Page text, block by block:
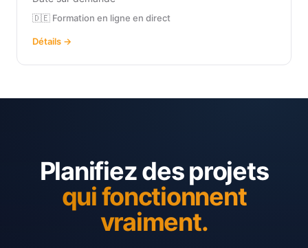
🇩🇪 Formation en ligne en direct
Détails →
Planifiez des projets
qui fonctionnent
vraiment.